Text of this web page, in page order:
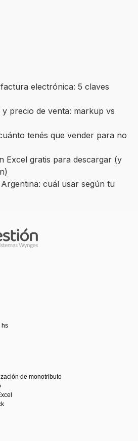
electrónica: 5 claves
precio de venta: markup vs
tenés que vender para no
Excel gratis para descargar (y
cuál usar según tu
hs
de monotributo